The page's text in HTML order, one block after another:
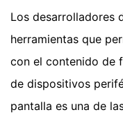
Los desarrolladores
herramientas que
con el contenido de
de dispositivos
pantalla es una de